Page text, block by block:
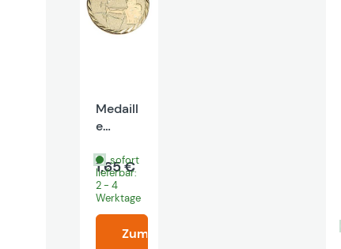
Medaill
e
schieße
n"
1,65 €
sofort
lieferbar:
2 - 4
Werktage
Zum Produkt